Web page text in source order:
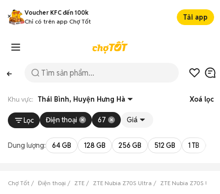
Voucher KFC đến 100k
Chỉ có trên app Chợ Tốt
Tải app
Khu vực: Thái Bình, Huyện Hưng Hà Xoá lọc
Lọc Điện thoại 67 Giá
Dung lượng: 64 GB 128 GB 256 GB 512 GB 1 TB
Chợ Tốt Điện thoại ZTE ZTE Nubia Z70S Ultra ZTE Nubia Z70S